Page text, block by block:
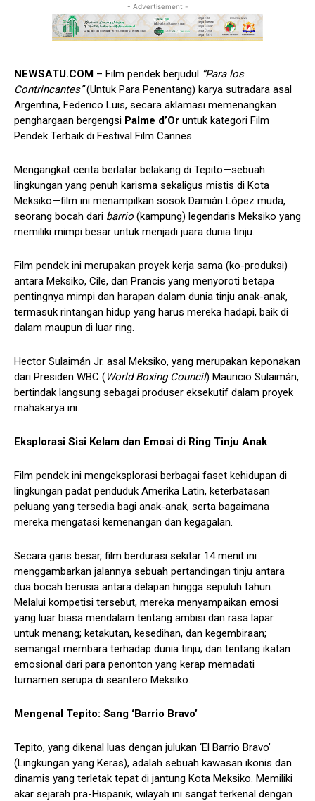
- Advertisement -
NEWSATU.COM – Film pendek berjudul “Para los
Contrincantes”(Untuk Para Penentang) karya sutradara asal
Argentina, Federico Luis, secara aklamasi memenangkan
penghargaan bergengsi Palme d’Or untuk kategori Film
Pendek Terbaik di Festival Film Cannes.
Mengangkat cerita berlatar belakang di Tepito—sebuah
lingkungan yang penuh karisma sekaligus mistis di Kota
Meksiko—film ini menampilkan sosok Damián López muda,
seorang bocah dari barrio (kampung) legendaris Meksiko yang
memiliki mimpi besar untuk menjadi juara dunia tinju.
Film pendek ini merupakan proyek kerja sama (ko-produksi)
antara Meksiko, Cile, dan Prancis yang menyoroti betapa
pentingnya mimpi dan harapan dalam dunia tinju anak-anak,
termasuk rintangan hidup yang harus mereka hadapi, baik di
dalam maupun di luar ring.
Hector Sulaimán Jr. asal Meksiko, yang merupakan keponakan
dari Presiden WBC (World Boxing Council) Mauricio Sulaimán,
bertindak langsung sebagai produser eksekutif dalam proyek
mahakarya ini.
Eksplorasi Sisi Kelam dan Emosi di Ring Tinju Anak
Film pendek ini mengeksplorasi berbagai faset kehidupan di
lingkungan padat penduduk Amerika Latin, keterbatasan
peluang yang tersedia bagi anak-anak, serta bagaimana
mereka mengatasi kemenangan dan kegagalan.
Secara garis besar, film berdurasi sekitar 14 menit ini
menggambarkan jalannya sebuah pertandingan tinju antara
dua bocah berusia antara delapan hingga sepuluh tahun.
Melalui kompetisi tersebut, mereka menyampaikan emosi
yang luar biasa mendalam tentang ambisi dan rasa lapar
untuk menang; ketakutan, kesedihan, dan kegembiraan;
semangat membara terhadap dunia tinju; dan tentang ikatan
emosional dari para penonton yang kerap memadati
turnamen serupa di seantero Meksiko.
Mengenal Tepito: Sang ‘Barrio Bravo’
Tepito, yang dikenal luas dengan julukan ‘El Barrio Bravo’
(Lingkungan yang Keras), adalah sebuah kawasan ikonis dan
dinamis yang terletak tepat di jantung Kota Meksiko. Memiliki
akar sejarah pra-Hispanik, wilayah ini sangat terkenal dengan